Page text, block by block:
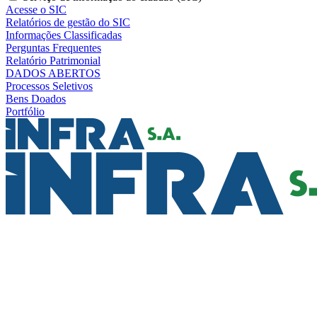
Acesse o SIC
Relatórios de gestão do SIC
Informações Classificadas
Perguntas Frequentes
Relatório Patrimonial
DADOS ABERTOS
Processos Seletivos
Bens Doados
Portfólio